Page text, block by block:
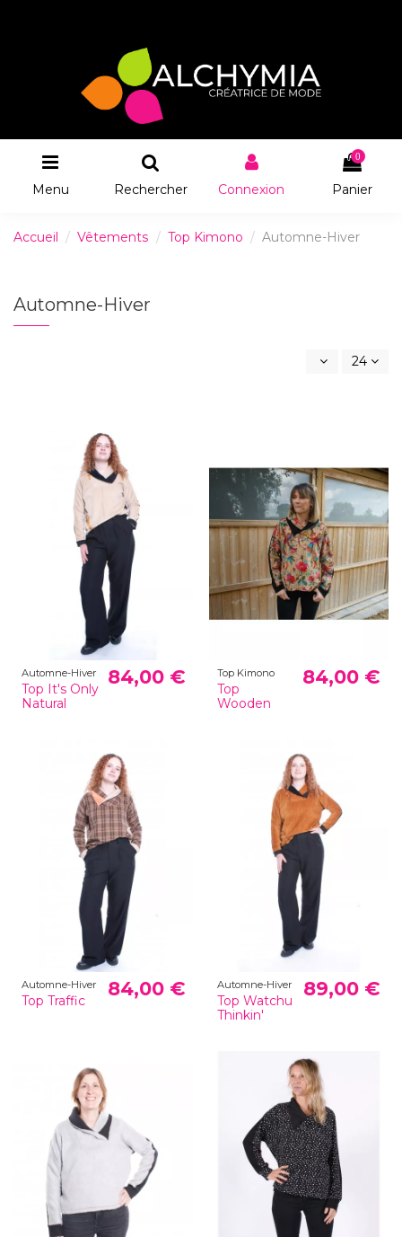
Menu Rechercher Connexion
0
Panier
Accueil Vêtements Top Kimono Automne-Hiver
Automne-Hiver
24
Automne-Hiver
Top It's Only
Natural
84,00 € Top Kimono
Top
Wooden
84,00 €
Automne-Hiver
Top Traffic
84,00 € Automne-Hiver
Top Watchu
Thinkin'
89,00 €